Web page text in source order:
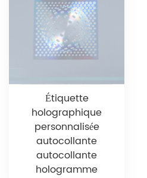
Étiquette
holographique
personnalisée
autocollante
autocollante
hologramme